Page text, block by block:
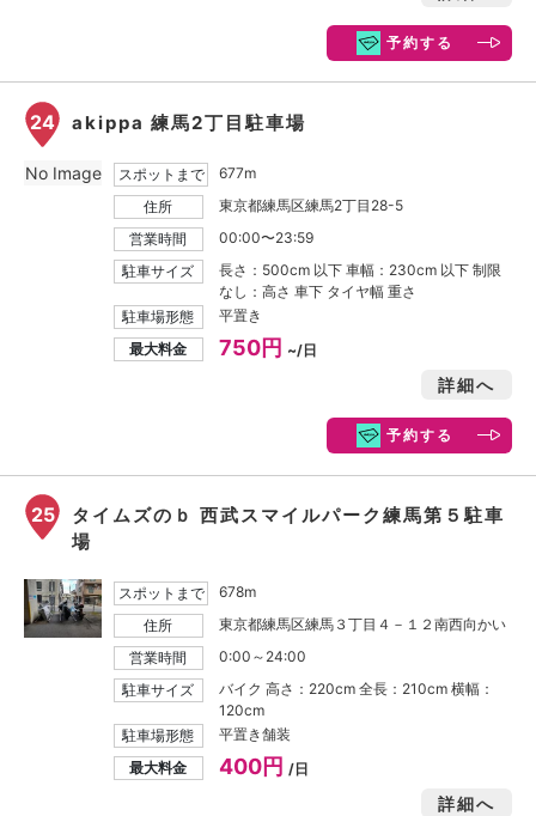
予約する
24 akippa 練馬2丁目駐車場
スポットまで
677m
住所
東京都練馬区練馬2丁目28-5
営業時間
00:00〜23:59
駐車サイズ
長さ：500cm 以下 車幅：230cm 以下 制限
なし：高さ 車下 タイヤ幅 重さ
駐車場形態
平置き
最大料金
750円 ~/日
詳細へ
予約する
No Image
25
タイムズのｂ 西武スマイルパーク練馬第５駐車
場
スポットまで
678m
住所
東京都練馬区練馬３丁目４－１２南西向かい
営業時間
0:00～24:00
駐車サイズ
バイク 高さ：220cm 全長：210cm 横幅：
120cm
駐車場形態
平置き舗装
最大料金
400円 /日
詳細へ